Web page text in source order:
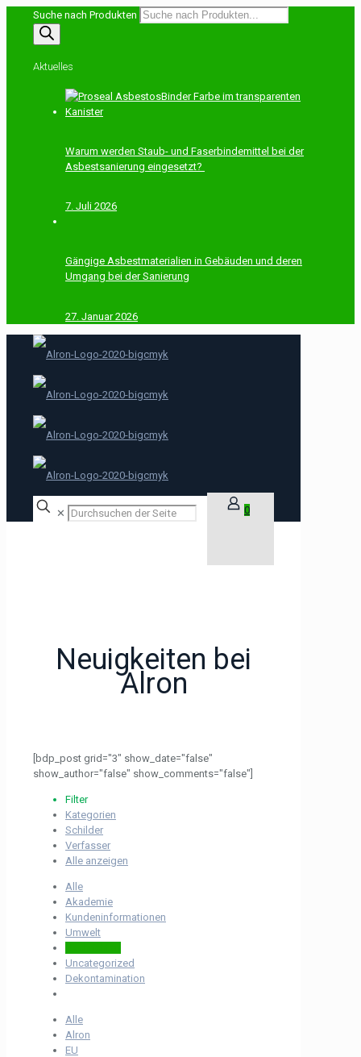
Suche nach Produkten
Aktuelles
Warum werden Staub- und Faserbindemittel bei der
Asbestsanierung eingesetzt?
7. Juli 2026
Gängige Asbestmaterialien in Gebäuden und deren
Umgang bei der Sanierung
27. Januar 2026
0
✕
Neuigkeiten bei
Alron
[bdp_post grid="3" show_date="false"
show_author="false" show_comments="false"]
Filter
Kategorien
Schilder
Verfasser
Alle anzeigen
Alle
Akademie
Kundeninformationen
Umwelt
Uncategorized
Dekontamination
Alle
Alron
EU